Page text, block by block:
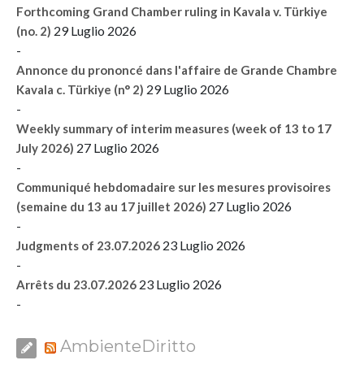
Forthcoming Grand Chamber ruling in Kavala v. Türkiye
(no. 2) 29 Luglio 2026
-
Annonce du prononcé dans l'affaire de Grande Chambre
Kavala c. Türkiye (n° 2) 29 Luglio 2026
-
Weekly summary of interim measures (week of 13 to 17
July 2026) 27 Luglio 2026
-
Communiqué hebdomadaire sur les mesures provisoires
(semaine du 13 au 17 juillet 2026) 27 Luglio 2026
-
Judgments of 23.07.2026 23 Luglio 2026
-
Arrêts du 23.07.2026 23 Luglio 2026
-
AmbienteDiritto